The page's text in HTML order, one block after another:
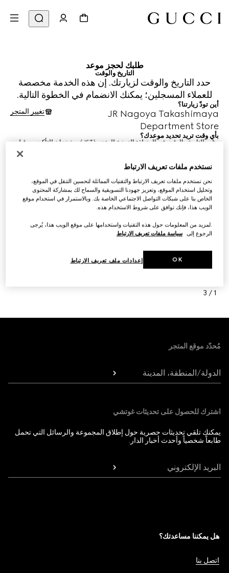
طلبك لحجز موعد
التاريخ والوقت
حدد التاريخ والوقت لزيارتك. إن هذه الخدمة مخصصة
للعملاء المسجلين؛ يمكنك الانضمام في الخطوة التالية.
أين تودّ زيارتنا؟
JR Nagoya Takashimaya
Department Store
تغيير المتجر
بأي وقت تريد تحديد موعدك؟
يظهر التاريخ والوقت في المنطقة الزمنية للمتجر (JST) ويخضعان للتأكيد من قِبل
10 أغسطس 2026
اختيار الوقت*
1
/
3
Footer
مُحدّد موقع المتجر
الدولة/المنطقة، المدينة
اشترك للحصول على تحديثات غوتشي
يمكنك تلقي تحديثات حصرية حول إطلاق المجموعة والرسائل التي تحمل
طابعاً شخصياً وأحدث أخبار الدار.
البريد الإلكتروني
هل يمكننا مساعدتك؟
اتصل بنا
نستخدم ملفات تعريف الارتباط
نحن نستخدم ملفات تعريف الارتباط والتقنيات المماثلة لتحسين التنقل في الموقع،
وتحليل استخدام الموقع، وتعزيز جهودنا التسويقية والسماح لك بمشاركة المحتوى
الخاص بنا على شبكات التواصل الاجتماعي الخاصة بك. وبالاستمرار في استخدام موقع
الويب هذا، فإنك توافق على شروط الاستخدام هذه.
.لمزيد من المعلومات حول هذه التقنيات واستخدامها على موقع الويب هذا، يُرجى
الرجوع إلى سياسة ملفات تعريف الارتباط
إعدادات ملف تعريف الارتباط OK